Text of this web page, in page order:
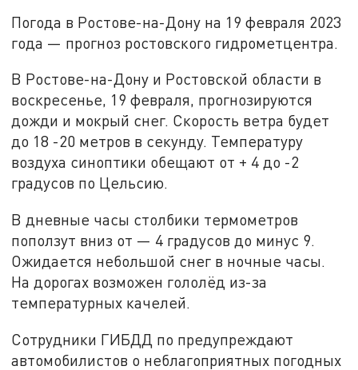
Погода в Ростове-на-Дону на 19 февраля 2023
года — прогноз ростовского гидрометцентра.
В Ростове-на-Дону и Ростовской области в
воскресенье, 19 февраля, прогнозируются
дожди и мокрый снег. Скорость ветра будет
до 18 -20 метров в секунду. Температуру
воздуха синоптики обещают от + 4 до -2
градусов по Цельсию.
В дневные часы столбики термометров
поползут вниз от — 4 градусов до минус 9.
Ожидается небольшой снег в ночные часы.
На дорогах возможен гололёд из-за
температурных качелей.
Сотрудники ГИБДД по предупреждают
автомобилистов о неблагоприятных погодных